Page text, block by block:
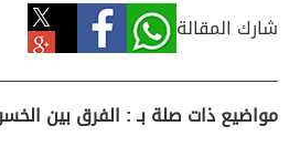
شارك المقالة
مواضيع ذات صلة بـ : الفرق بين